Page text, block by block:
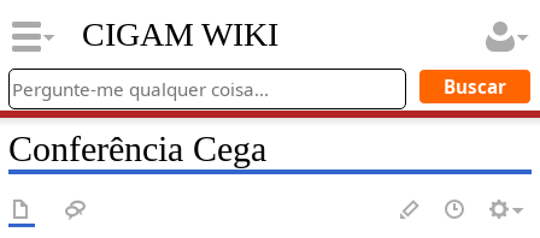
CIGAM WIKI
Conferência Cega